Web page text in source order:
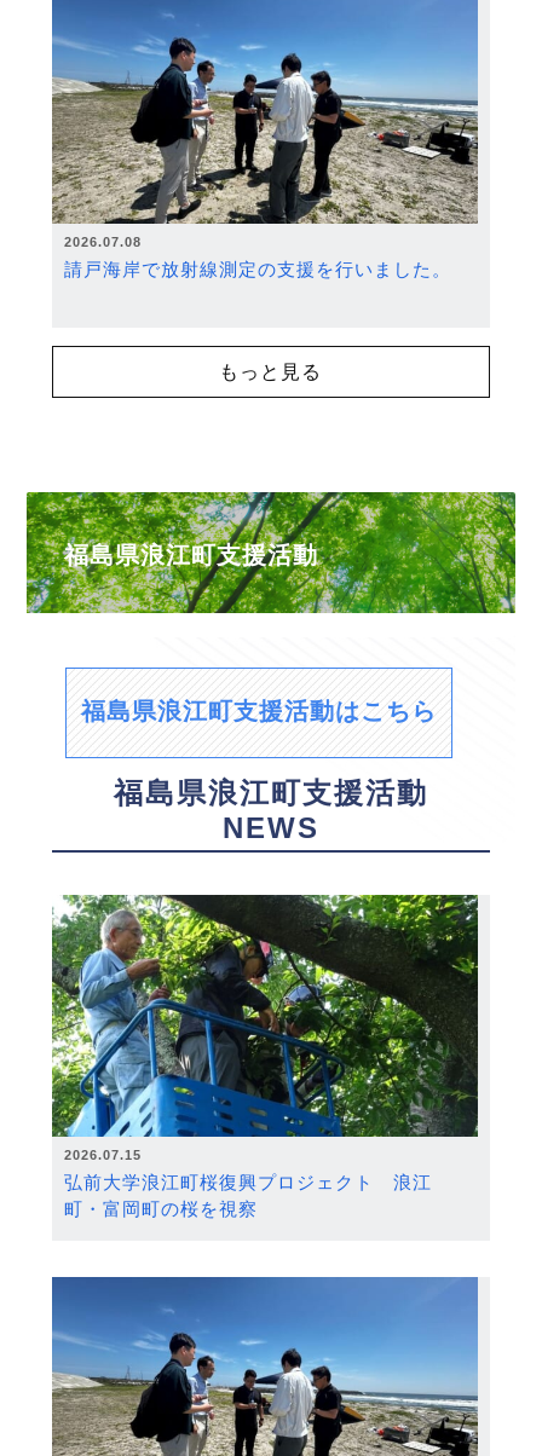
2026.07.08
請戸海岸で放射線測定の支援を行いました。
もっと見る
福島県浪江町支援活動
福島県浪江町支援活動はこちら
福島県浪江町支援活動
NEWS
2026.07.15
弘前大学浪江町桜復興プロジェクト 浪江
町・富岡町の桜を視察